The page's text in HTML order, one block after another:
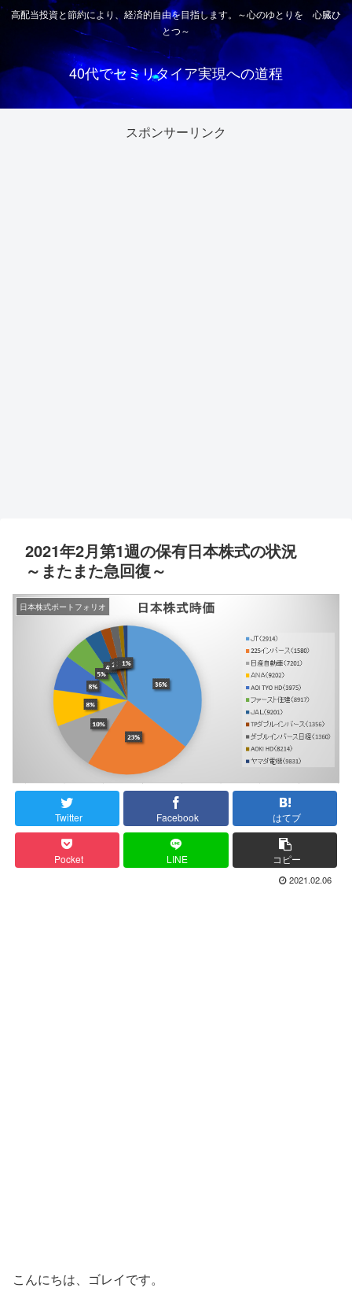
高配当投資と節約により、経済的自由を目指します。～心のゆとりを 心臓ひ
とつ～
40代でセミリタイア実現への道程
スポンサーリンク
2021年2月第1週の保有日本株式の状況
～またまた急回復～
日本株式ポートフォリオ
Twitter Facebook はてブ
Pocket LINE コピー
2021.02.06
こんにちは、ゴレイです。